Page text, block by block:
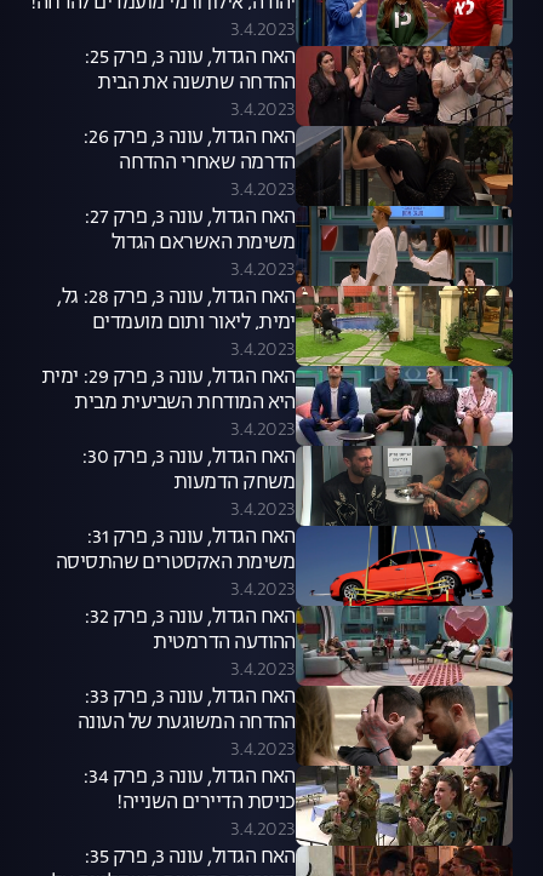
3.4.2023
האח הגדול, עונה 3, פרק 25:
ההדחה שתשנה את הבית
3.4.2023
האח הגדול, עונה 3, פרק 26:
הדרמה שאחרי ההדחה
3.4.2023
האח הגדול, עונה 3, פרק 27:
משימת האשראם הגדול
3.4.2023
האח הגדול, עונה 3, פרק 28: גל,
ימית, ליאור ותום מועמדים
להדחה!
3.4.2023
האח הגדול, עונה 3, פרק 29: ימית
היא המודחת השביעית מבית
"האח הגדול"
3.4.2023
האח הגדול, עונה 3, פרק 30:
משחק הדמעות
3.4.2023
האח הגדול, עונה 3, פרק 31:
משימת האקסטרים שהתסיסה
את הבית
3.4.2023
האח הגדול, עונה 3, פרק 32:
ההודעה הדרמטית
3.4.2023
האח הגדול, עונה 3, פרק 33:
ההדחה המשוגעת של העונה
3.4.2023
האח הגדול, עונה 3, פרק 34:
כניסת הדיירים השנייה!
3.4.2023
האח הגדול, עונה 3, פרק 35: